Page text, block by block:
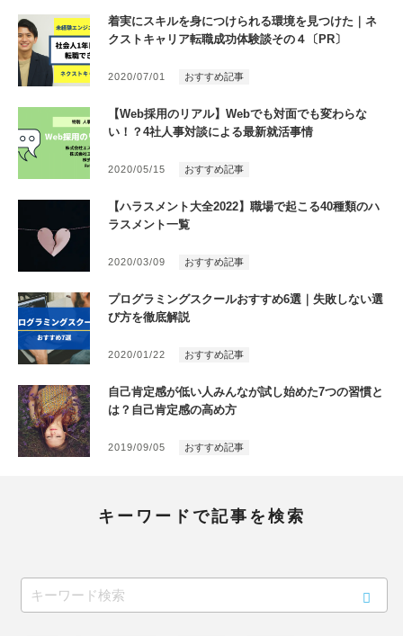
キーワードで記事を検索
着実にスキルを身につけられる環境を見つけた｜ネ
クストキャリア転職成功体験談その４〔PR〕
2020/07/01 おすすめ記事
【Web採用のリアル】Webでも対面でも変わらな
い！？4社人事対談による最新就活事情
2020/05/15 おすすめ記事
【ハラスメント大全2022】職場で起こる40種類のハ
ラスメント一覧
2020/03/09 おすすめ記事
プログラミングスクールおすすめ6選｜失敗しない選
び方を徹底解説
2020/01/22 おすすめ記事
自己肯定感が低い人みんなが試し始めた7つの習慣と
は？自己肯定感の高め方
2019/09/05 おすすめ記事